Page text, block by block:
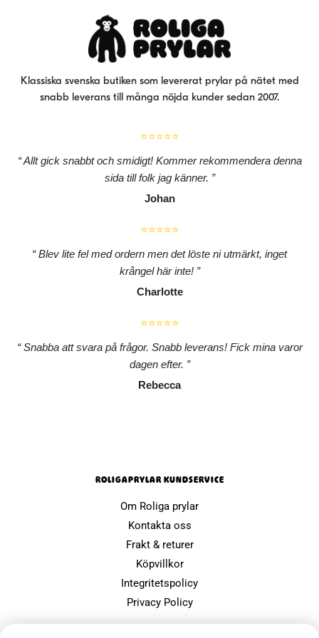
produktsidan
Klassiska svenska butiken som levererat prylar på nätet med
snabb leverans till många nöjda kunder sedan 2007.
⭐⭐⭐⭐⭐
Allt gick snabbt och smidigt! Kommer rekommendera denna
sida till folk jag känner.
Johan
⭐⭐⭐⭐⭐
Blev lite fel med ordern men det löste ni utmärkt, inget
krångel här inte!
Charlotte
⭐⭐⭐⭐⭐
Snabba att svara på frågor. Snabb leverans! Fick mina varor
dagen efter.
Rebecca
ROLIGAPRYLAR KUNDSERVICE
Om Roliga prylar
Kontakta oss
Frakt & returer
Köpvillkor
Integritetspolicy
Privacy Policy